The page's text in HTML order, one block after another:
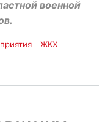
военной
ЖКХ